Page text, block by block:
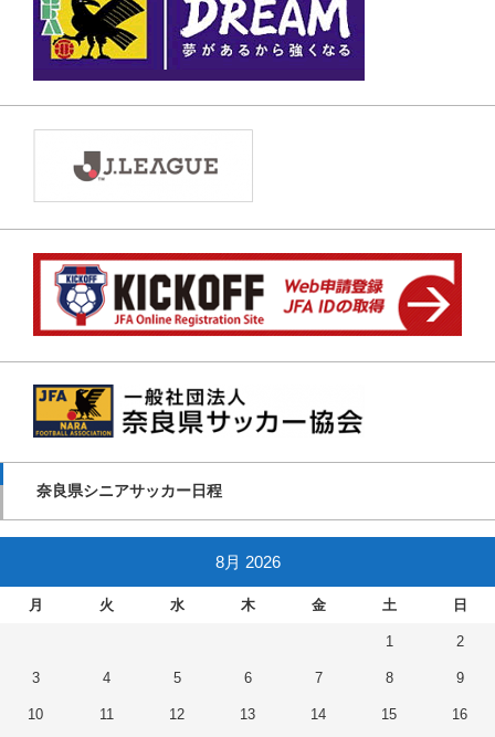
奈良県シニアサッカー日程
8月 2026
月 火 水 木 金 土 日
1 2
3 4 5 6 7 8 9
10 11 12 13 14 15 16